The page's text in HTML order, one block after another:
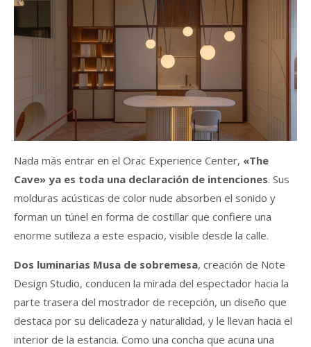
Nada más entrar en el Orac Experience Center, «The
Cave» ya es toda una declaración de intenciones. Sus
molduras acústicas de color nude absorben el sonido y
forman un túnel en forma de costillar que confiere una
enorme sutileza a este espacio, visible desde la calle.
Dos luminarias Musa de sobremesa, creación de Note
Design Studio, conducen la mirada del espectador hacia la
parte trasera del mostrador de recepción, un diseño que
destaca por su delicadeza y naturalidad, y le llevan hacia el
interior de la estancia. Como una concha que acuna una